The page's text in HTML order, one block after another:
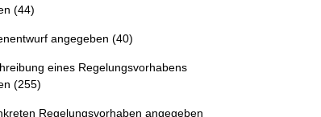
(44)
angegeben (40)
eines Regelungsvorhabens
(255)
Regelungsvorhaben angegeben